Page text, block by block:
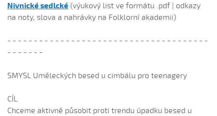
Nivnické sedlcké (výukový list ve formátu .pdf | odkazy
na noty, slova a nahrávky na Folklorní akademii)
- - - - - - - - - - - - - - - - - - - - - - - - - - - - - - - - - - - - - -
- - - - - - -
SMYSL Uměleckých besed u cimbálu pro teenagery
CÍL
Chceme aktivně působit proti trendu úpadku besed u